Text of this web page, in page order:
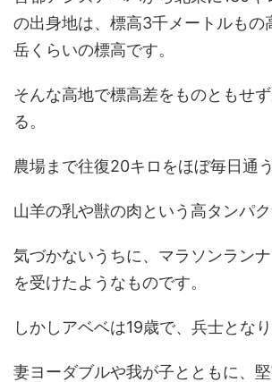
の出身地は、標高3千メートルもの
岳くらいの標高です。
そんな高地で標高差をものともせ
る。
農場まで往復20キロをほぼ毎日通う
山羊の乳や獣の肉という高タンパク
気づかないうちに、マラソンラン
を受けたようなものです。
しかしアベベは19歳で、兵士となり
妻ヨーダブルや我が子とともに、